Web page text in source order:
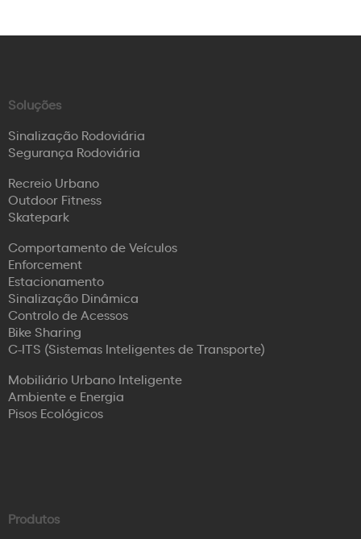
Soluções
Sinalização Rodoviária
Segurança Rodoviária
Recreio Urbano
Outdoor Fitness
Skatepark
Comportamento de Veículos
Enforcement
Estacionamento
Sinalização Dinâmica
Controlo de Acessos
Bike Sharing
C-ITS (Sistemas Inteligentes de Transporte)
Mobiliário Urbano Inteligente
Ambiente e Energia
Pisos Ecológicos
Produtos